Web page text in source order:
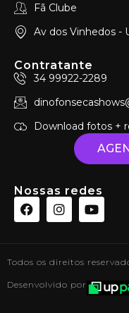
Fã Clube
Av dos Vinhedos -
Contratante
34 99922-2289
Download fotos +
Nossas redes
Todos os direitos
Desenvolvido por